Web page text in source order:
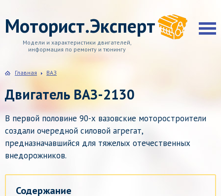
Моторист.Эксперт
Модели и характеристики двигателей,
информация по ремонту и тюнингу
Главная ВАЗ
Двигатель ВАЗ-2130
В первой половине 90-х вазовские моторостроители
создали очередной силовой агрегат,
предназначавшийся для тяжелых отечественных
внедорожников.
Содержание